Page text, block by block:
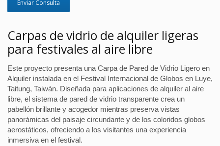
Enviar Consulta
Carpas de vidrio de alquiler ligeras
para festivales al aire libre
Este proyecto presenta una Carpa de Pared de Vidrio Ligero en
Alquiler instalada en el Festival Internacional de Globos en Luye,
Taitung, Taiwán. Diseñada para aplicaciones de alquiler al aire
libre, el sistema de pared de vidrio transparente crea un
pabellón brillante y acogedor mientras preserva vistas
panorámicas del paisaje circundante y de los coloridos globos
aerostáticos, ofreciendo a los visitantes una experiencia
inmersiva en el festival.